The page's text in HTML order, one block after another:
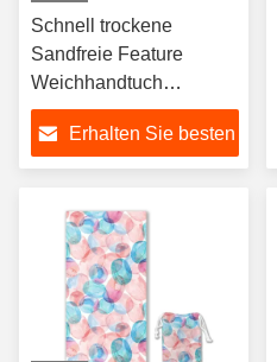
Schnell trockene
Sandfreie Feature
Weichhandtuch
Zeichentrickfilm Custom
Beach Handtuch
Erhalten Sie besten